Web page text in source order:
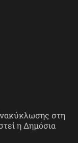
στη
η Δημόσια